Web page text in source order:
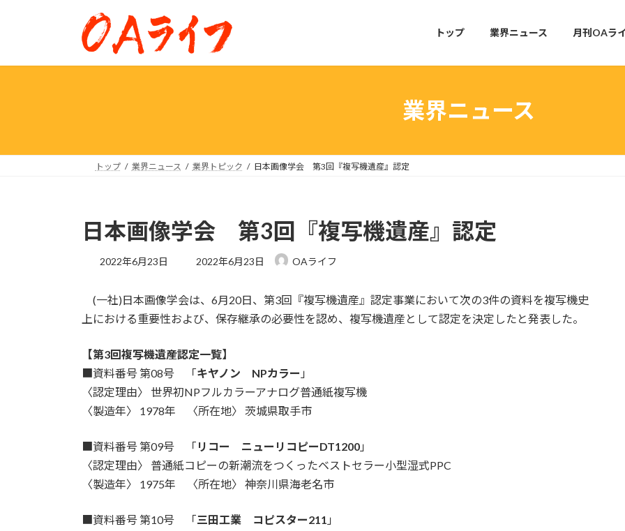
プ
動
トップ 業界ニュース 月刊OAラ
業界ニュース
トップ 業界ニュース 業界トピック 日本画像学会 第3回『複写機遺産』認定
日本画像学会 第3回『複写機遺産』認定
2022年6月23日
最
新
日
2022年6月23日 OAライフ
(一社)日本画像学会は、6月20日、第3回『複写機遺産』認定事業において次の3件の資料を複写機史
上における重要性および、保存継承の必要性を認め、複写機遺産として認定を決定したと発表した。
【第3回複写機遺産認定一覧】
■資料番号 第08号 「キヤノン NPカラー 」
〈認定理由〉 世界初NPフルカラーアナログ普通紙複写機
〈製造年〉 1978年 〈所在地〉 茨城県取手市
■資料番号 第09号 「 リコー ニューリコピーDT1200 」
〈認定理由〉 普通紙コピーの新潮流をつくったベストセラー小型湿式PPC
〈製造年〉 1975年 〈所在地〉 神奈川県海老名市
■資料番号 第10号 「三田工業 コピスター211 」